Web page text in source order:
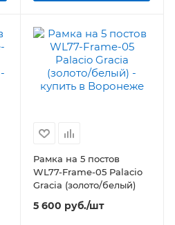
Рамка на 5 постов
WL77-Frame-05 Palacio
Gracia (золото/белый)
5 600 руб./шт